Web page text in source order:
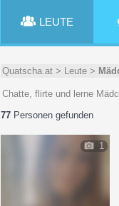
LEUTE
Quatscha.at > Leute >
Chatte, flirte und lerne
77 Personen gefunden
1